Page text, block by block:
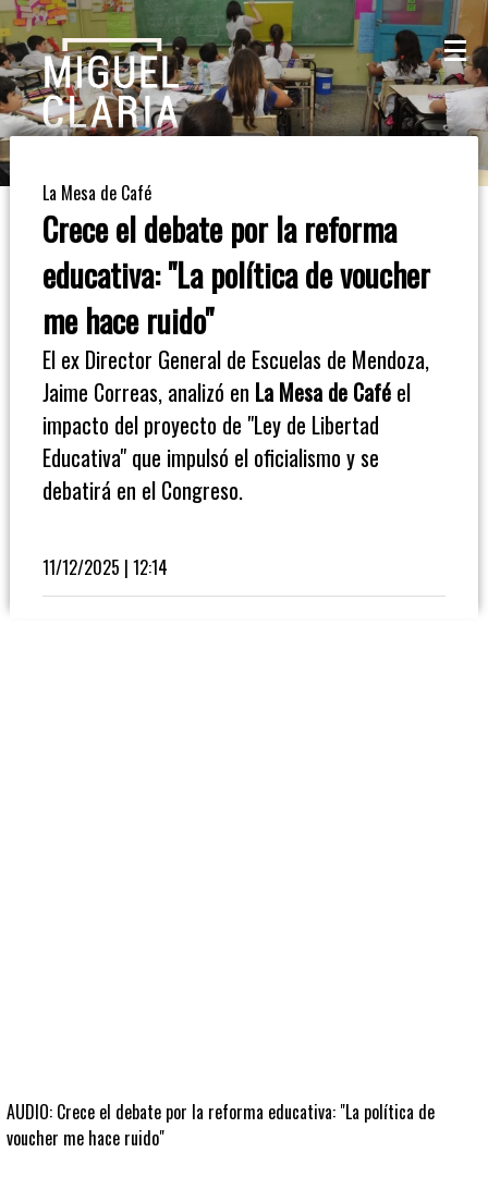
La
Mesa
De
Café
Columna
Opinión
Radioinforme
Fútbol
Biblioteca
La Mesa de Café
Crece el debate por la reforma
educativa: "La política de voucher
me hace ruido"
El ex Director General de Escuelas de Mendoza,
Jaime Correas, analizó en La Mesa de Caféel
impacto del proyecto de "Ley de Libertad
Educativa" que impulsó el oficialismo y se
debatirá en el Congreso.
11/12/2025 | 12:14
AUDIO: Crece el debate por la reforma educativa: "La política de
voucher me hace ruido"